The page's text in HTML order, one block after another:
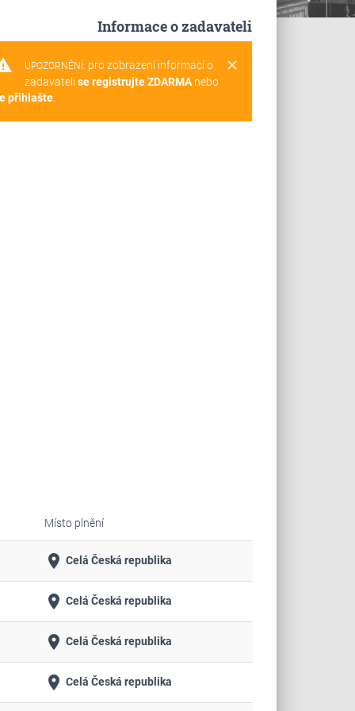
Informace o zadavateli
clear
UPOZORNĚNÍ: pro zobrazení informací o
zadavateli se registrujte ZDARMAnebo
přihlašte.
Místo plnění
place Celá Česká republika
place Celá Česká republika
place Celá Česká republika
place Celá Česká republika